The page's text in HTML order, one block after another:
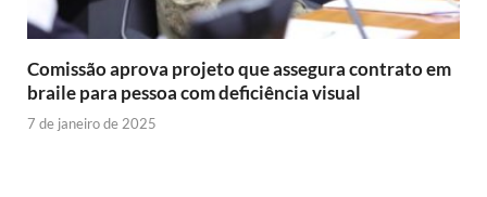
Comissão aprova projeto que assegura contrato em
braile para pessoa com deficiência visual
7 de janeiro de 2025